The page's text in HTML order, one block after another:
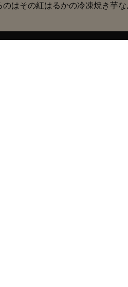
はその紅はるかの冷凍焼き芋